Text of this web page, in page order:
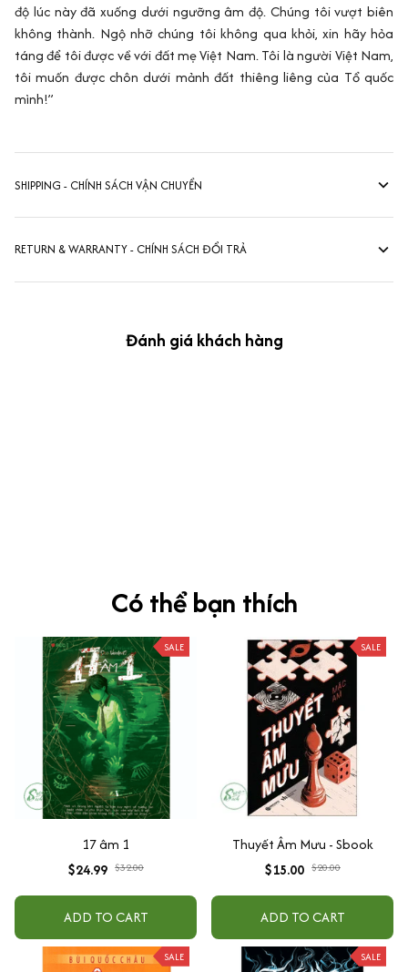
độ lúc này đã xuống dưới ngưỡng âm độ. Chúng tôi vượt biên
không thành. Ngộ nhỡ chúng tôi không qua khỏi, xin hãy hỏa
táng để tôi được về với đất mẹ Việt Nam. Tôi là người Việt Nam,
tôi muốn được chôn dưới mảnh đất thiêng liêng của Tổ quốc
mình!”
SHIPPING - CHÍNH SÁCH VẬN CHUYỂN
RETURN & WARRANTY - CHÍNH SÁCH ĐỔI TRẢ
Đánh giá khách hàng
Có thể bạn thích
SALE
17 âm 1
$24.99 $32.00
ADD TO CART
SALE
Thuyết Âm Mưu - Sbook
$15.00 $20.00
ADD TO CART
SALE SALE